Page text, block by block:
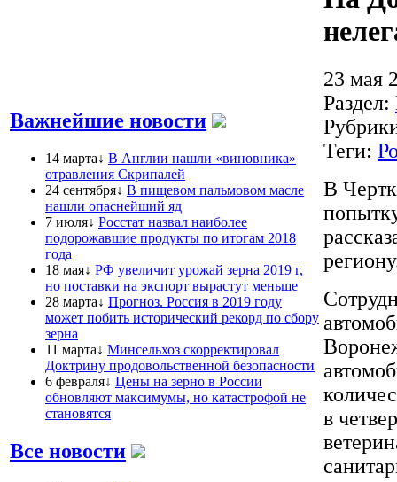
Важнейшие новости
14 марта↓ В Англии нашли «виновника»
отравления Скрипалей
24 сентября↓ В пищевом пальмовом масле
нашли опаснейший яд
7 июля↓ Росстат назвал наиболее
подорожавшие продукты по итогам 2018
года
18 мая↓ РФ увеличит урожай зерна 2019 г,
но поставки на экспорт вырастут меньше
28 марта↓ Прогноз. Россия в 2019 году
может побить исторический рекорд по сбору
зерна
11 марта↓ Минсельхоз скорректировал
Доктрину продовольственной безопасности
6 февраля↓ Цены на зерно в России
обновляют максимумы, но катастрофой не
становятся
Все новости
23 мая
Раздел:
Теги:
В
в